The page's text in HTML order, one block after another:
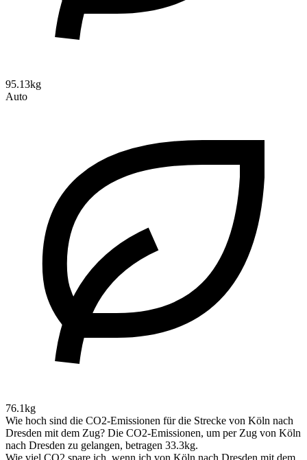
95.13kg
Auto
76.1kg
Wie hoch sind die CO2-Emissionen für die Strecke von Köln nach
Dresden mit dem Zug? Die CO2-Emissionen, um per Zug von Köln
nach Dresden zu gelangen, betragen 33.3kg.
Wie viel CO2 spare ich, wenn ich von Köln nach Dresden mit dem